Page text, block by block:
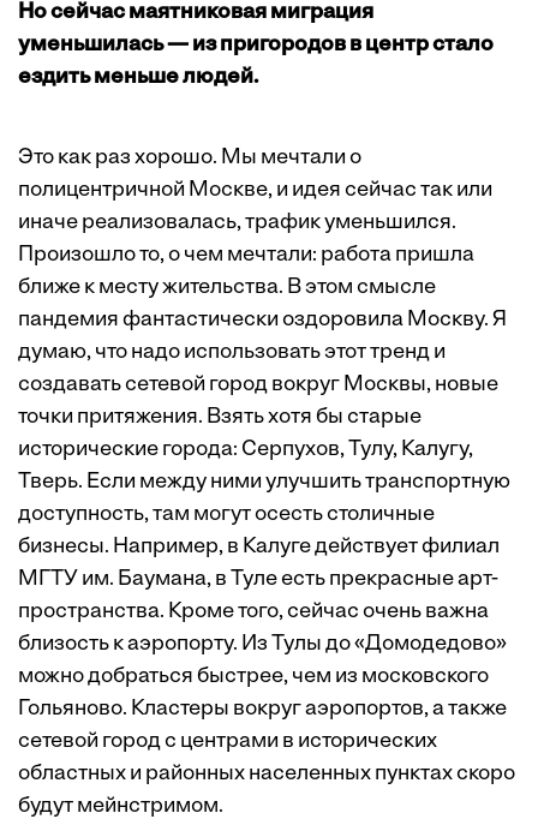
Но сейчас маятниковая миграция
уменьшилась — из пригородов в центр стало
ездить меньше людей.
Это как раз хорошо. Мы мечтали о
полицентричной Москве, и идея сейчас так или
иначе реализовалась, трафик уменьшился.
Произошло то, о чем мечтали: работа пришла
ближе к месту жительства. В этом смысле
пандемия фантастически оздоровила Москву. Я
думаю, что надо использовать этот тренд и
создавать сетевой город вокруг Москвы, новые
точки притяжения. Взять хотя бы старые
исторические города: Серпухов, Тулу, Калугу,
Тверь. Если между ними улучшить транспортную
доступность, там могут осесть столичные
бизнесы. Например, в Калуге действует филиал
МГТУ им. Баумана, в Туле есть прекрасные арт-
пространства. Кроме того, сейчас очень важна
близость к аэропорту. Из Тулы до «Домодедово»
можно добраться быстрее, чем из московского
Гольяново. Кластеры вокруг аэропортов, а также
сетевой город с центрами в исторических
областных и районных населенных пунктах скоро
будут мейнстримом.